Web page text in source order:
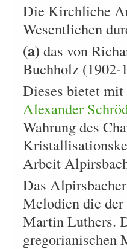
Die Kirchliche
Wesentlichen
(a) das von
Buchholz
Dieses bietet
Alexander
Wahrung des
Arbeit
Das
Melodien die
Martin Luthers.
gregorianischen